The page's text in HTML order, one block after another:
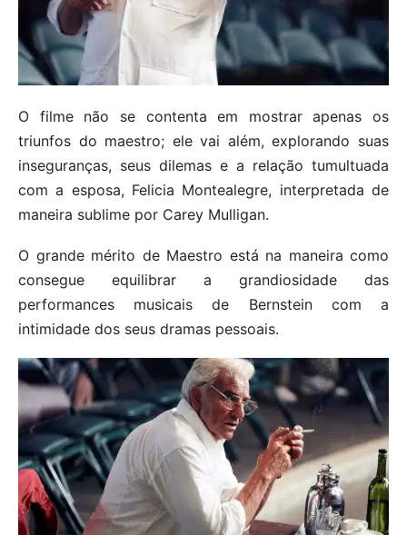
O filme não se contenta em mostrar apenas os
triunfos do maestro; ele vai além, explorando suas
inseguranças, seus dilemas e a relação tumultuada
com a esposa, Felicia Montealegre, interpretada de
maneira sublime por Carey Mulligan.
O grande mérito de Maestro está na maneira como
consegue equilibrar a grandiosidade das
performances musicais de Bernstein com a
intimidade dos seus dramas pessoais.